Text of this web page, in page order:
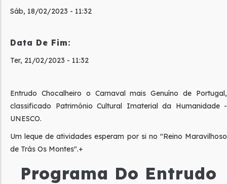
Sáb, 18/02/2023 - 11:32
Data De Fim:
Ter, 21/02/2023 - 11:32
Entrudo Chocalheiro o Carnaval mais Genuíno de Portugal,
classificado Património Cultural Imaterial da Humanidade -
UNESCO.
Um leque de atividades esperam por si no "Reino Maravilhoso
de Trás Os Montes".+
Programa Do Entrudo